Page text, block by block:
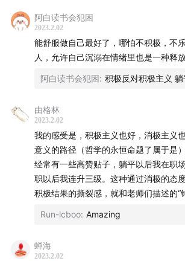
葛亮《燕食记》
班宇《缓步》
程锦远《我的好大歌》
阿白读书会犯困
2023.2.02
能舒服做自己最好了，哪怕不积极，不
人，允许自己沉溺在情绪里也是一种释
阿白读书会犯困: 积极反对积极主义
由格林
2023.2.02
我的感受是，积极主义也好，消极主义
意义的路径（哲学的永恒命题了属于是
经常有一些高赞贴子，躺平以后我在职
职以后我连升三级。这种通过消极的态
积极结果的撕裂感，就和老师们描述的“
Run-lcboo: Amazing
蝉海
2023.2.02